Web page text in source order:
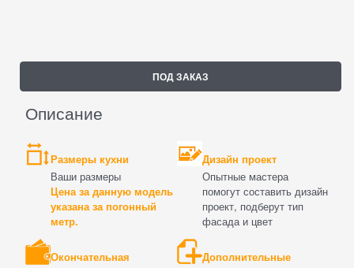
ПОД ЗАКАЗ
Описание
Размеры кухни
Ваши размеры
Цена за данную модель
указана за погонный
метр.
Дизайн проект
Опытные мастера
помогут составить дизайн
проект, подберут тип
фасада и цвет
Окончательная
Дополнительные